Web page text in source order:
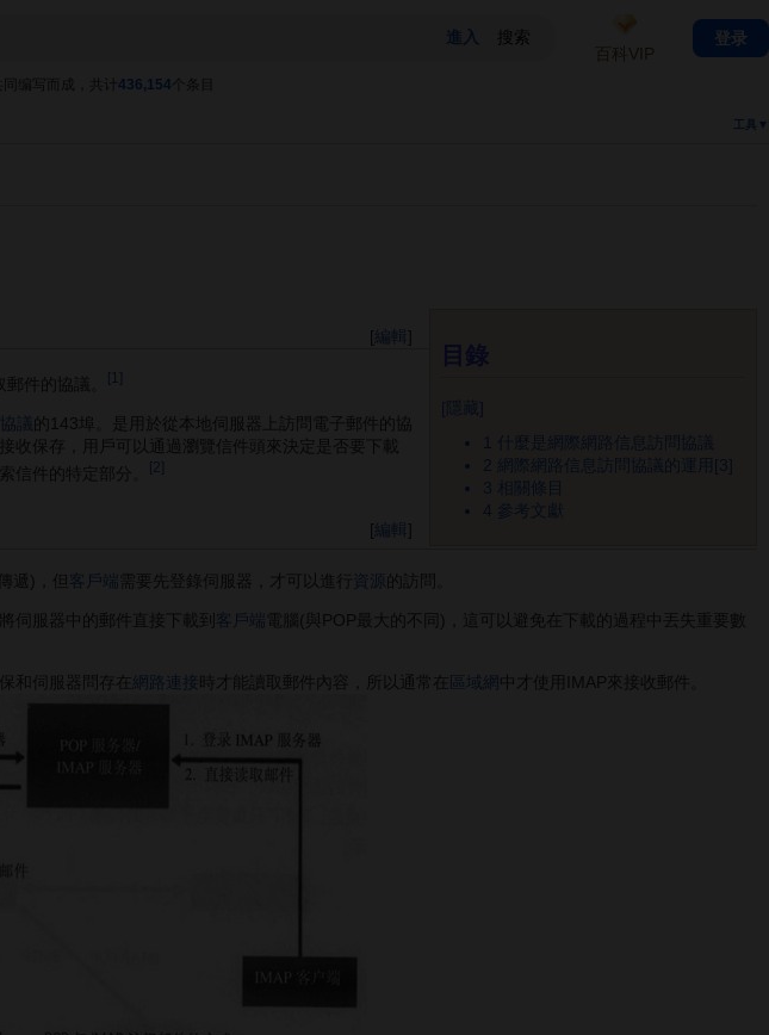
同编写而成，共计 436,154 个条目
工具▼
1 什麼是網際網路信息訪問協議
2 網際網路信息訪問協議的運用[3]
3
相關條目
4
參考文獻
[編輯
件的協議。
議 的143埠。是用於從本地伺服器上訪問電子郵件的協
收保存，用戶可以通過瀏覽信件頭來決定是否要下載
信件的特定部分。 [2]
[編輯
遞)，但 客戶端 需要先登錄伺服器，才可以進行 資源 的訪問。
服器中的郵件直接下載到 客戶端 電腦(與POP最大的不同)，這可以避免在下載的過程中丟失重要數
和伺服器問存在 網路連接 時才能讀取郵件內容，所以通常在 區域網 中才使用IMAP來接收郵件。
百科VIP
登录